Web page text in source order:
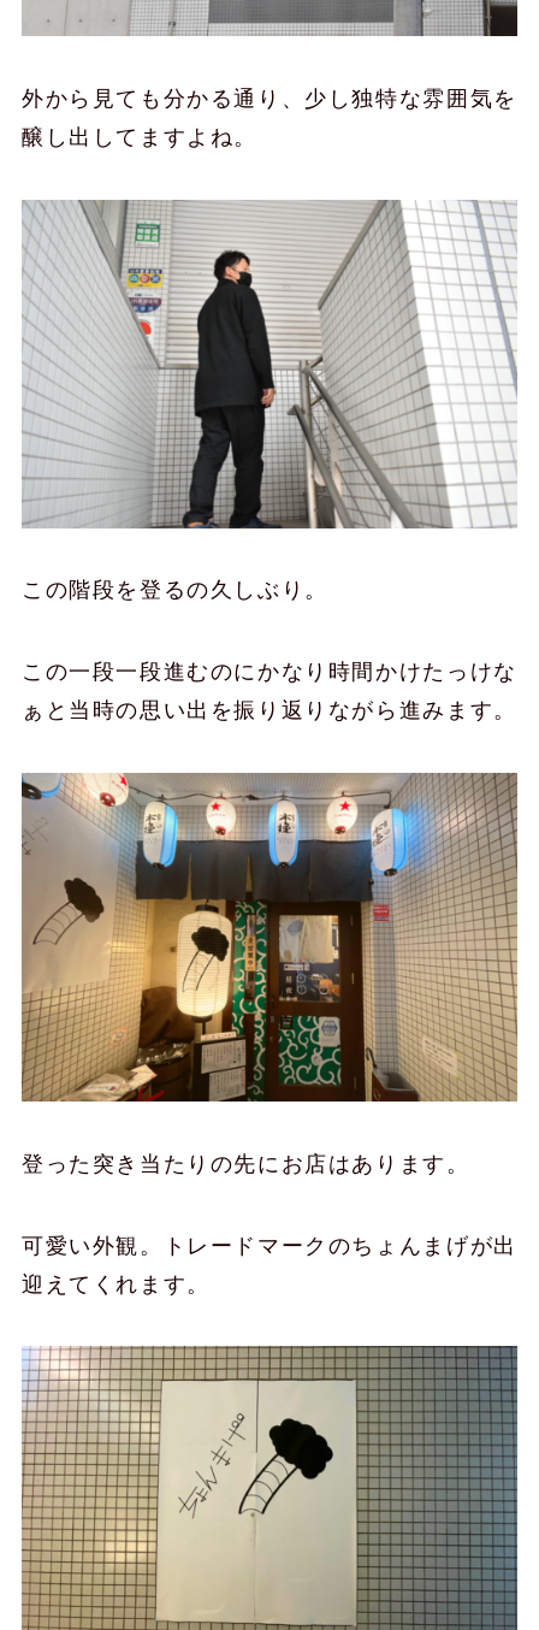
外から見ても分かる通り、少し独特な雰囲気を
醸し出してますよね。
この階段を登るの久しぶり。
この一段一段進むのにかなり時間かけたっけな
ぁと当時の思い出を振り返りながら進みます。
登った突き当たりの先にお店はあります。
可愛い外観。トレードマークのちょんまげが出
迎えてくれます。